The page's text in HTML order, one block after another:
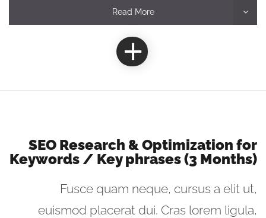
Read More
SEO Research & Optimization for
Keywords / Key phrases (3 Months)
Fusce quam neque, cursus a elit ut,
euismod placerat dui. Cras lorem ligula,